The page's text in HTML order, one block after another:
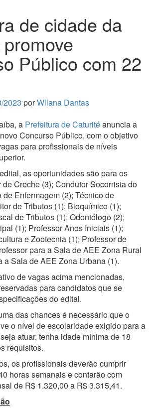
de cidade da
Público com 22
2023 porWllana Dantas
a Prefeitura de Caturitéanuncia a
Concurso Público, com o objetivo
para profissionais de níveis
as oportunidades são para os
Creche (3); Condutor Socorrista do
de Enfermagem (2); Técnico de
de Tributos (1); Bioquímico (1);
de Tributos (1); Odontólogo (2);
(1); Professor Anos Iniciais (1);
e Zootecnia (1); Professor de
para a Sala de AEE Zona Rural
a Sala de AEE Zona Urbana (1).
de vagas acima mencionadas,
para candidatos que se
do edital.
das chances é necessário que o
o nível de escolaridade exigido para a
atuar, tenha idade mínima de 18
requisitos.
os profissionais deverão cumprir
horas semanais e contarão com
de R$ 1.320,00 a R$ 3.315,41.